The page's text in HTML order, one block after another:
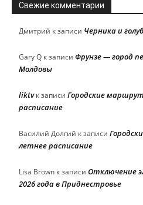
Свежие комментарии
Дмитрий к записи Черника и
Gary Q к записи Фрунзе — город
Молдовы
liktvк записи Городские
расписание
Василий Долгий к записи
летнее расписание
Lisa Brown к записи Отключение
2026 года в Приднестровье